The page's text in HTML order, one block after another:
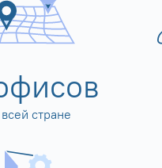
стране